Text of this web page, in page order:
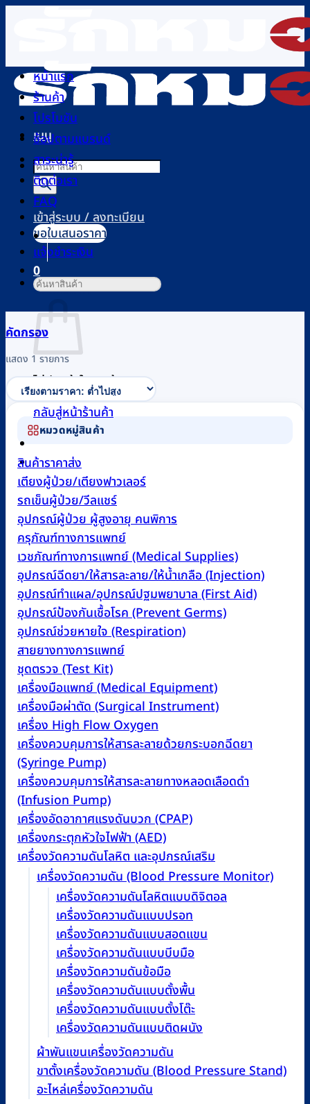
เนื้อหา
เมนู
Products
search
เข้าสู่ระบบ / ลงทะเบียน
0
ตะกร้าสินค้า
ไม่มีสินค้าในตะกร้า
กลับสู่หน้าร้านค้า
0
หน้าแรก
ร้านค้า
โปรโมชัน
ช้อปตามแบรนด์
สาระน่ารู้
ติดต่อเรา
FAQ
ขอใบเสนอราคา
แจ้งชำระเงิน
ค้นหา:
คัดกรอง
แสดง 1 รายการ
หมวดหมู่สินค้า
สินค้าราคาส่ง
เตียงผู้ป่วย/เตียงฟาวเลอร์
รถเข็นผู้ป่วย/วีลแชร์
อุปกรณ์ผู้ป่วย ผู้สูงอายุ คนพิการ
ครุภัณฑ์ทางการแพทย์
เวชภัณฑ์ทางการแพทย์ (Medical Supplies)
อุปกรณ์ฉีดยา/ให้สารละลาย/ให้น้ำเกลือ (Injection)
อุปกรณ์ทำแผล/อุปกรณ์ปฐมพยาบาล (First Aid)
อุปกรณ์ป้องกันเชื้อโรค (Prevent Germs)
อุปกรณ์ช่วยหายใจ (Respiration)
สายยางทางการแพทย์
ชุดตรวจ (Test Kit)
เครื่องมือแพทย์ (Medical Equipment)
เครื่องมือผ่าตัด (Surgical Instrument)
เครื่อง High Flow Oxygen
เครื่องควบคุมการให้สารละลายด้วยกระบอกฉีดยา
(Syringe Pump)
เครื่องควบคุมการให้สารละลายทางหลอดเลือดดำ
(Infusion Pump)
เครื่องอัดอากาศแรงดันบวก (CPAP)
เครื่องกระตุกหัวใจไฟฟ้า (AED)
เครื่องวัดความดันโลหิต และอุปกรณ์เสริม
เครื่องวัดความดัน (Blood Pressure Monitor)
เครื่องวัดความดันโลหิตแบบดิจิตอล
เครื่องวัดความดันแบบปรอท
เครื่องวัดความดันแบบสอดแขน
เครื่องวัดความดันแบบบีบมือ
เครื่องวัดความดันข้อมือ
เครื่องวัดความดันแบบตั้งพื้น
เครื่องวัดความดันแบบตั้งโต๊ะ
เครื่องวัดความดันแบบติดผนัง
ผ้าพันแขนเครื่องวัดความดัน
ขาตั้งเครื่องวัดความดัน (Blood Pressure Stand)
อะไหล่เครื่องวัดความดัน